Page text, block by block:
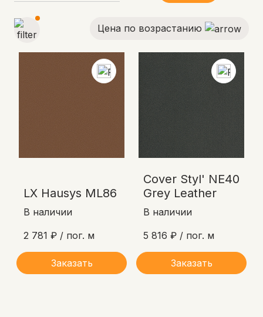
Цена по возрастанию
LX Hausys ML86
В наличии
2 781 ₽ / пог. м
Заказать
Cover Styl' NE40
Grey Leather
В наличии
5 816 ₽ / пог. м
Заказать